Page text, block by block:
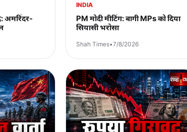
अमरिंदर-
INDIA
PM मोदी मीटिंग: बागी MPs को दिया
सियासी भरोसा
Shah Times•7/8/2026